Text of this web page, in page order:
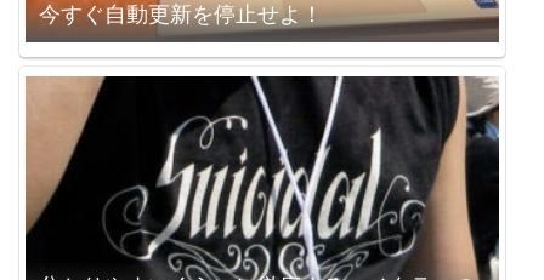
今すぐ自動更新を停止せよ！